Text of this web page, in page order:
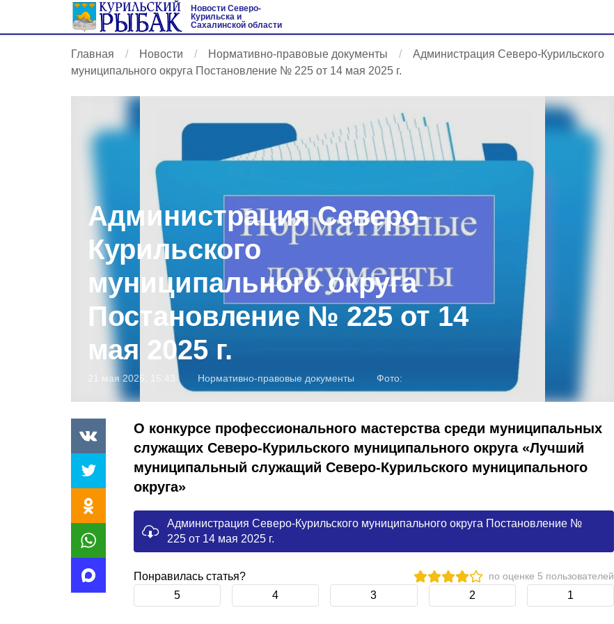
Новости Северо-
Курильска и
Сахалинской области
Главная Новости Нормативно-правовые документы
Администрация Северо-Курильского
муниципального округа Постановление № 225 от 14 мая 2025 г.
Администрация Северо-
Курильского
муниципального округа
Постановление № 225 от 14
мая 2025 г.
21 мая 2025, 15:43 Нормативно-правовые документы Фото:
О конкурсе профессионального мастерства среди муниципальных
служащих Северо-Курильского муниципального округа «Лучший
муниципальный служащий Северо-Курильского муниципального
округа»
Администрация Северо-Курильского муниципального округа Постановление №
225 от 14 мая 2025 г.
Понравилась статья? по оценке 5 пользователей
5 4 3 2 1